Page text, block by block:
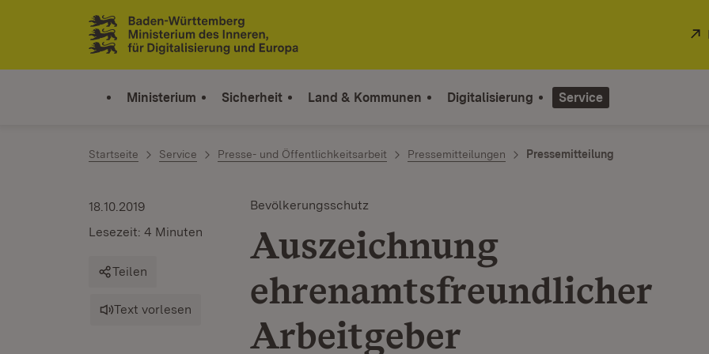
Zum Inhalt springen
Link zur Startseite
Ministerium Sicherheit Land & Kommunen Digitalisierung Service
Startseite Service Presse- und Öffentlichkeitsarbeit Pressemitteilungen Pressemitteilung
Bevölkerungsschutz
Auszeichnung
ehrenamtsfreundlicher
Arbeitgeber
18.10.2019
Lesezeit: 4 Minuten
Teilen
Text vorlesen